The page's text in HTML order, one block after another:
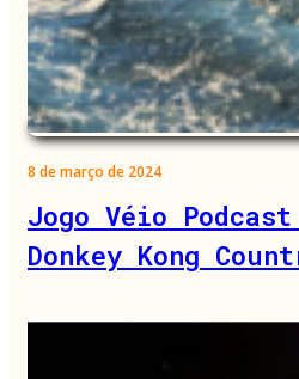
8 de março de 2024
Jogo Véio
Donkey Kong